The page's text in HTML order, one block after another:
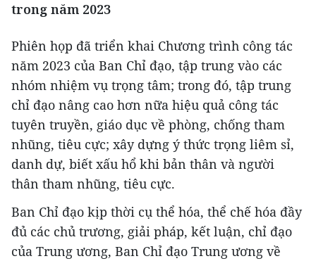
trong năm 2023
Phiên họp đã triển khai Chương trình công tác
năm 2023 của Ban Chỉ đạo, tập trung vào các
nhóm nhiệm vụ trọng tâm; trong đó, tập trung
chỉ đạo nâng cao hơn nữa hiệu quả công tác
tuyên truyền, giáo dục về phòng, chống tham
nhũng, tiêu cực; xây dựng ý thức trọng liêm sỉ,
danh dự, biết xấu hổ khi bản thân và người
thân tham nhũng, tiêu cực.
Ban Chỉ đạo kịp thời cụ thể hóa, thể chế hóa đầy
đủ các chủ trương, giải pháp, kết luận, chỉ đạo
của Trung ương, Ban Chỉ đạo Trung ương về